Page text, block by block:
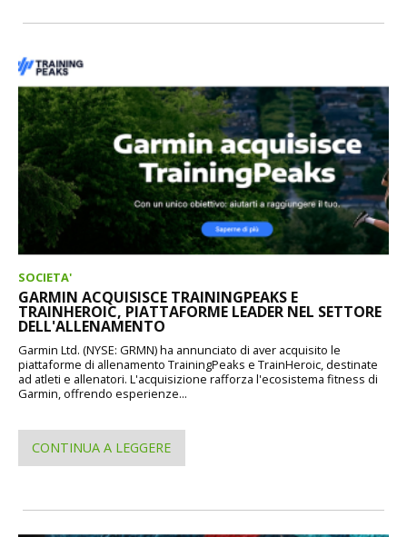
SOCIETA'
GARMIN ACQUISISCE TRAININGPEAKS E
TRAINHEROIC, PIATTAFORME LEADER NEL SETTORE
DELL'ALLENAMENTO
Garmin Ltd. (NYSE: GRMN) ha annunciato di aver acquisito le
piattaforme di allenamento TrainingPeaks e TrainHeroic, destinate
ad atleti e allenatori. L'acquisizione rafforza l'ecosistema fitness di
Garmin, offrendo esperienze...
CONTINUA A LEGGERE